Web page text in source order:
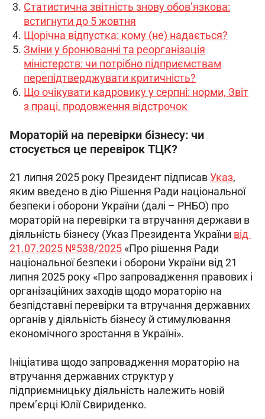
Статистична звітність знову обов’язкова:
встигнути до 5 жовтня
Щорічна відпустка: кому (не) надається?
Зміни у бронюванні та реорганізація
міністерств: чи потрібно підприємствам
перепідтверджувати критичність?
Що очікувати кадровику у серпні: норми, Звіт
з праці, продовження відстрочок
Мораторій на перевірки бізнесу: чи
стосується це перевірок ТЦК?
21 липня 2025 року Президент підписав Указ,
яким введено в дію Рішення Ради національної
безпеки і оборони України (далі – РНБО) про
мораторій на перевірки та втручання держави в
діяльність бізнесу (Указ Президента України від
21.07.2025 №538/2025 «Про рішення Ради
національної безпеки і оборони України від 21
липня 2025 року «Про запровадження правових і
організаційних заходів щодо мораторію на
безпідставні перевірки та втручання державних
органів у діяльність бізнесу й стимулювання
економічного зростання в Україні».
Ініціатива щодо запровадження мораторію на
втручання державних структур у
підприємницьку діяльність належить новій
прем’єрці Юлії Свириденко.